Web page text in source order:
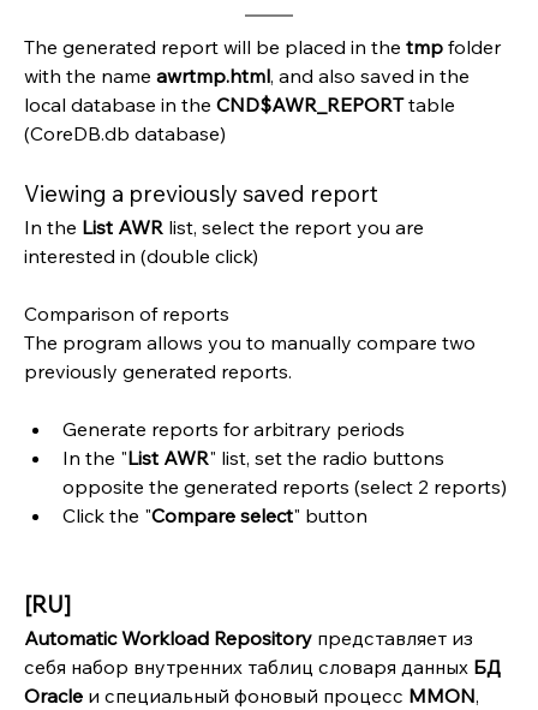
The generated report will be placed in the tmp folder
with the name awrtmp.html, and also saved in the
local database in the CND$AWR_REPORT table
(CoreDB.db database)
Viewing a previously saved report
In the List AWR list, select the report you are
interested in (double click)
Comparison of reports
The program allows you to manually compare two
previously generated reports.
Generate reports for arbitrary periods
In the "List AWR" list, set the radio buttons
opposite the generated reports (select 2 reports)
Click the "Compare select" button
[RU]
Automatic Workload Repository представляет из
себя набор внутренних таблиц словаря данных БД
Oracle и специальный фоновый процесс MMON,